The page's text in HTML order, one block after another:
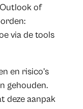
of
via de tools
en risico’s
gehouden.
deze aanpak